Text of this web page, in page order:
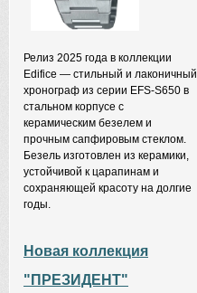
Релиз 2025 года в коллекции
Edifice — стильный и лаконичный
хронограф из серии EFS-S650 в
стальном корпусе с
керамическим безелем и
прочным сапфировым стеклом.
Безель изготовлен из керамики,
устойчивой к царапинам и
сохраняющей красоту на долгие
годы.
Новая коллекция
"ПРЕЗИДЕНТ"